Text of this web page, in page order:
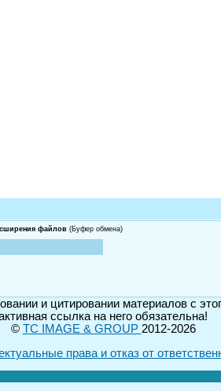
файлов (Буфер обмена)
и цитировании материалов с
ссылка на него обязательна!
© TC IMAGE & GROUP 2012-2026
права и отказ от